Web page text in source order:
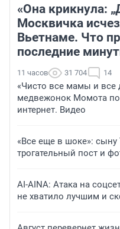
«Она крикнула:
Москвичка
Вьетнаме. Что
последние
11 часов 31 704 14
«Чисто все мамы и все
медвежонок Момота
интернет. Видео
«Все еще в шоке»:
трогательный пост и
AI-AINA: Атака на
не хватило лучшим и